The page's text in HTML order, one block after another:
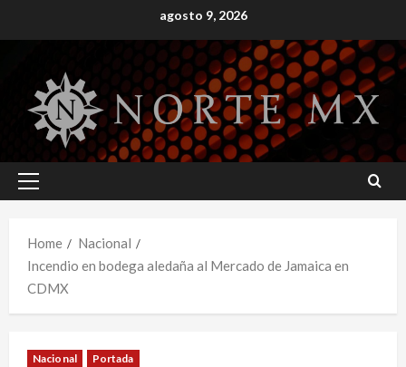
to
agosto 9, 2026
Primary
Home
Nacional
Incendio en bodega aledaña al Mercado de Jamaica en
CDMX
Nacional Portada